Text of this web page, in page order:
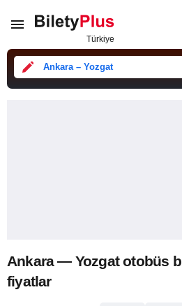
Ankara – Yozgat
Ankara — Yozgat otobüs
fiyatlar